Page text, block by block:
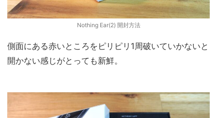
Nothing Ear(2) 開封方法
側面にある赤いところをピリピリ1周破いていかないと
開かない感じがとっても新鮮。